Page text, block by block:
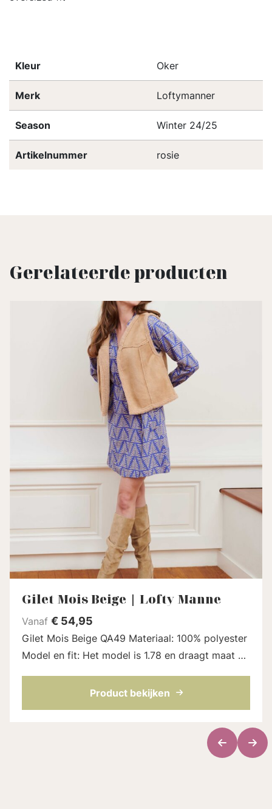
Kleur Oker
Merk Loftymanner
Season Winter 24/25
Artikelnummer rosie
Gerelateerde producten
Gilet Mois Beige | Lofty Manne
Vanaf € 54,95
Gilet Mois Beige QA49 Materiaal: 100% polyester
Model en fit: Het model is 1.78 en draagt maat S
beige gilet met aangesloten...
Product bekijken